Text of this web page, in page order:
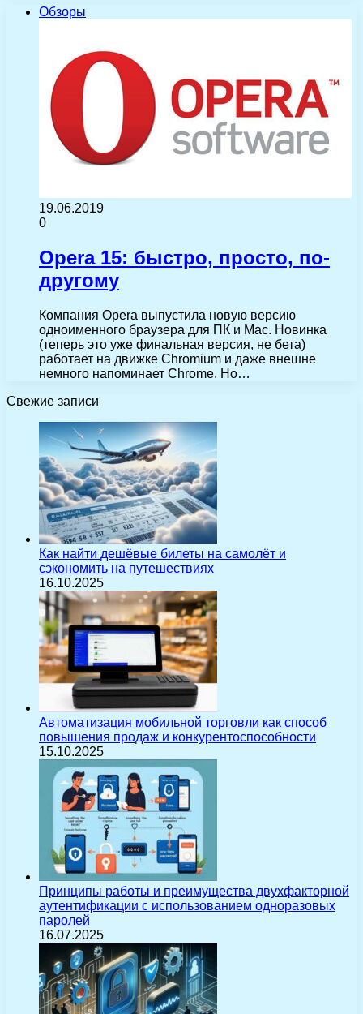
Обзоры
19.06.2019
0
Opera 15: быстро, просто, по-
другому
Компания Opera выпустила новую версию
одноименного браузера для ПК и Mac. Новинка
(теперь это уже финальная версия, не бета)
работает на движке Chromium и даже внешне
немного напоминает Chrome. Но…
Свежие записи
Как найти дешёвые билеты на самолёт и
сэкономить на путешествиях
16.10.2025
Автоматизация мобильной торговли как способ
повышения продаж и конкурентоспособности
15.10.2025
Принципы работы и преимущества двухфакторной
аутентификации с использованием одноразовых
паролей
16.07.2025